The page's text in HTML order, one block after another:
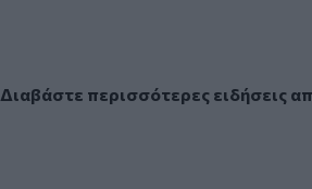
Διαβάστε περισσότερες ειδήσεις